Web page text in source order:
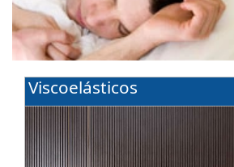
Viscoelásticos